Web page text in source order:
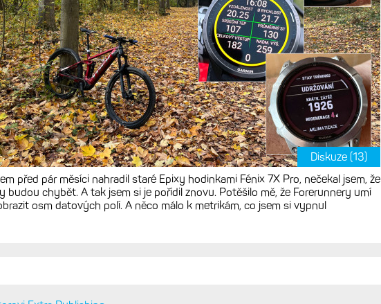
Diskuze (13)
před pár měsíci nahradil staré Epixy hodinkami Fénix 7X Pro, nečekal jsem, že
budou chybět. A tak jsem si je pořídil znovu. Potěšilo mě, že Forerunnery umí
osm datových polí. A něco málo k metrikám, co jsem si vypnul